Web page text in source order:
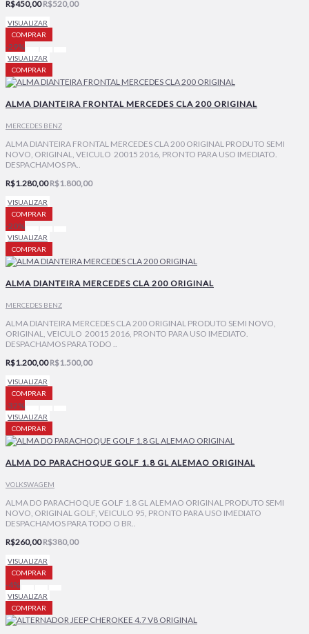
R$450,00 R$520,00
VISUALIZAR
COMPRAR
-29%
VISUALIZAR
COMPRAR
ALMA DIANTEIRA FRONTAL MERCEDES CLA 200 ORIGINAL
MERCEDES BENZ
ALMA DIANTEIRA FRONTAL MERCEDES CLA 200 ORIGINAL PRODUTO SEMI
NOVO, ORIGINAL, VEICULO 20015 2016, PRONTO PARA USO IMEDIATO.
DESPACHAMOS PA..
R$1.280,00 R$1.800,00
VISUALIZAR
COMPRAR
-20%
VISUALIZAR
COMPRAR
ALMA DIANTEIRA MERCEDES CLA 200 ORIGINAL
MERCEDES BENZ
ALMA DIANTEIRA MERCEDES CLA 200 ORIGINAL PRODUTO SEMI NOVO,
ORIGINAL, VEICULO 20015 2016, PRONTO PARA USO IMEDIATO.
DESPACHAMOS PARA TODO ..
R$1.200,00 R$1.500,00
VISUALIZAR
COMPRAR
-32%
VISUALIZAR
COMPRAR
ALMA DO PARACHOQUE GOLF 1.8 GL ALEMAO ORIGINAL
VOLKSWAGEM
ALMA DO PARACHOQUE GOLF 1.8 GL ALEMAO ORIGINAL PRODUTO SEMI
NOVO, ORIGINAL GOLF, VEICULO 95, PRONTO PARA USO IMEDIATO
DESPACHAMOS PARA TODO O BR..
R$260,00 R$380,00
VISUALIZAR
COMPRAR
-4%
VISUALIZAR
COMPRAR